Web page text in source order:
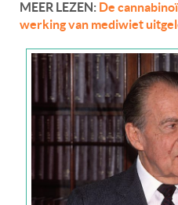
MEER LEZEN: De
werking van mediwiet